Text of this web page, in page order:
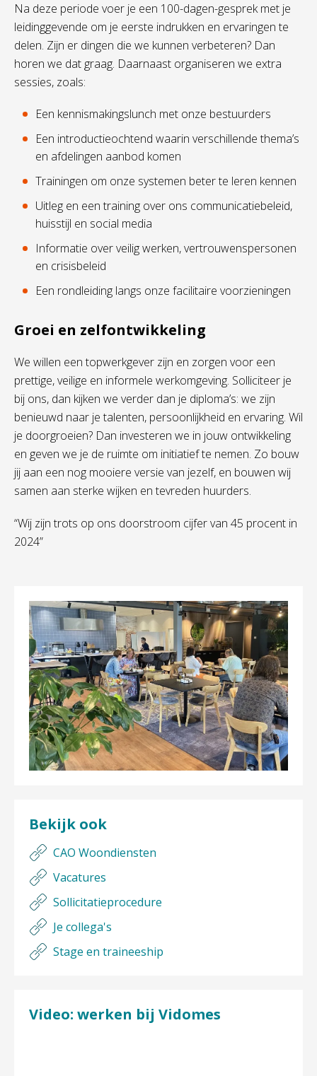
Na deze periode voer je een 100-dagen-gesprek met je
leidinggevende om je eerste indrukken en ervaringen te
delen. Zijn er dingen die we kunnen verbeteren? Dan
horen we dat graag. Daarnaast organiseren we extra
sessies, zoals:
Een kennismakingslunch met onze bestuurders
Een introductieochtend waarin verschillende thema’s
en afdelingen aanbod komen
Trainingen om onze systemen beter te leren kennen
Uitleg en een training over ons communicatiebeleid,
huisstijl en social media
Informatie over veilig werken, vertrouwenspersonen
en crisisbeleid
Een rondleiding langs onze facilitaire voorzieningen
Groei en zelfontwikkeling
We willen een topwerkgever zijn en zorgen voor een
prettige, veilige en informele werkomgeving. Solliciteer je
bij ons, dan kijken we verder dan je diploma’s: we zijn
benieuwd naar je talenten, persoonlijkheid en ervaring. Wil
je doorgroeien? Dan investeren we in jouw ontwikkeling
en geven we je de ruimte om initiatief te nemen. Zo bouw
jij aan een nog mooiere versie van jezelf, en bouwen wij
samen aan sterke wijken en tevreden huurders.
“Wij zijn trots op ons doorstroom cijfer van 45 procent in
2024”
Bekijk ook
CAO Woondiensten
Vacatures
Sollicitatieprocedure
Je collega's
Stage en traineeship
Video: werken bij Vidomes